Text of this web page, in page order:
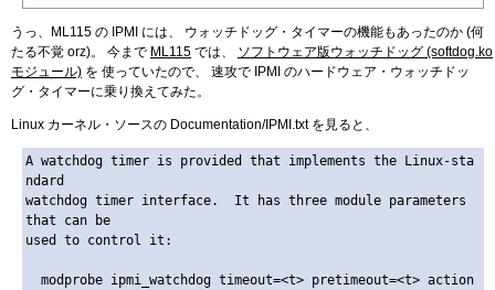
うっ、ML115 の IPMI には、 ウォッチドッグ・タイマーの機能もあったのか (何
たる不覚 orz)。 今まで ML115 では、 ソフトウェア版ウォッチドッグ (softdog.ko
モジュール) を 使っていたので、 速攻で IPMI のハードウェア・ウォッチドッ
グ・タイマーに乗り換えてみた。
Linux カーネル・ソースの Documentation/IPMI.txt を見ると、
A watchdog timer is provided that implements the Linux-sta
ndard
watchdog timer interface.  It has three module parameters
that can be
used to control it: